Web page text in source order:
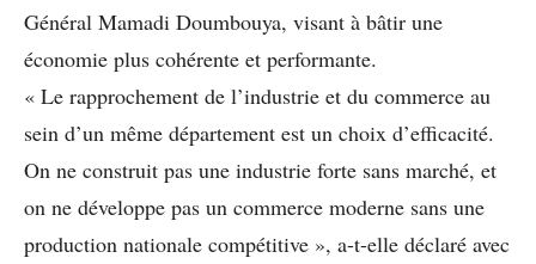
Général Mamadi Doumbouya, visant à bâtir une
économie plus cohérente et performante.
« Le rapprochement de l’industrie et du commerce au
sein d’un même département est un choix d’efficacité.
On ne construit pas une industrie forte sans marché, et
on ne développe pas un commerce moderne sans une
production nationale compétitive », a-t-elle déclaré avec